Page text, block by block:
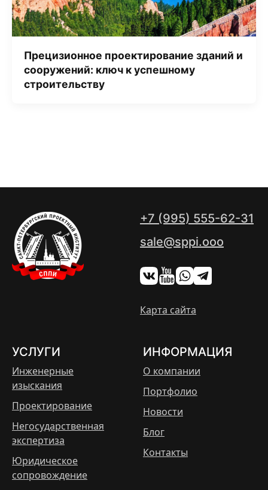
Прецизионное проектирование зданий и
сооружений: ключ к успешному
строительству
+7 (995) 555-62-31
sale@sppi.ooo
Карта сайта
УСЛУГИ
Инженерные
изыскания
Проектирование
Негосударственная
экспертиза
Юридическое
сопровождение
ИНФОРМАЦИЯ
О компании
Портфолио
Новости
Блог
Контакты